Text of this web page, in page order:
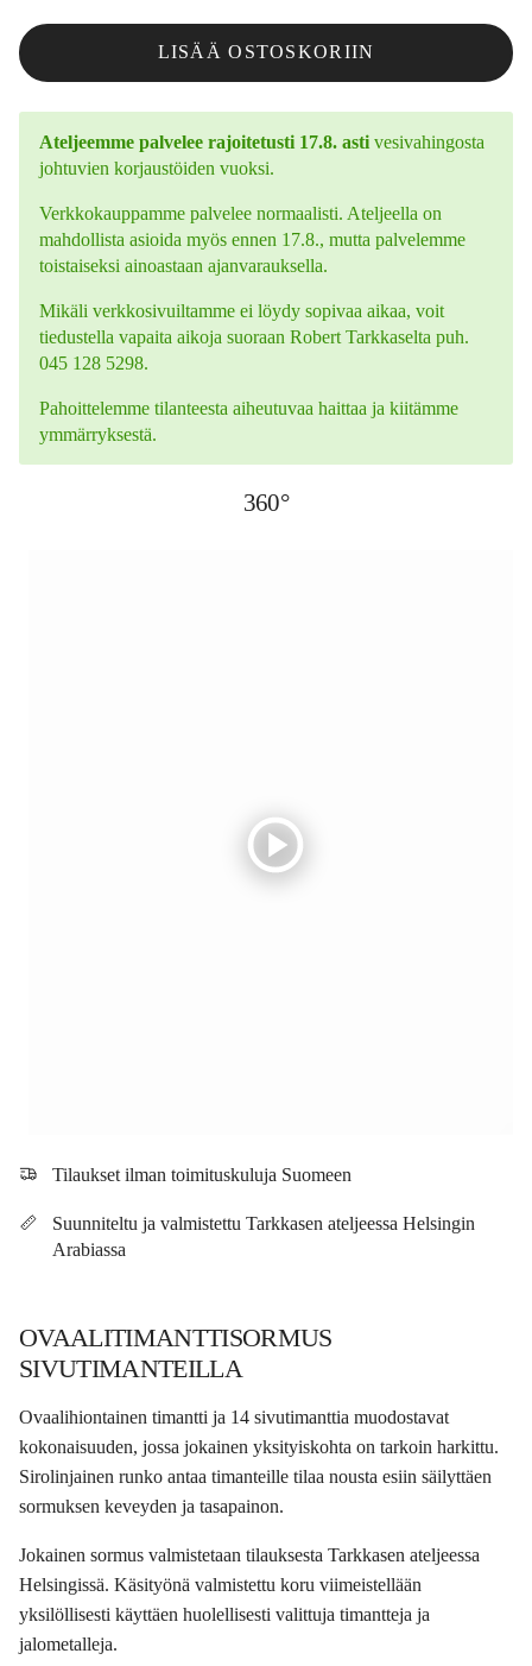
LISÄÄ OSTOSKORIIN
Ateljeemme palvelee rajoitetusti 17.8. asti vesivahingosta
johtuvien korjaustöiden vuoksi.
Verkkokauppamme palvelee normaalisti. Ateljeella on
mahdollista asioida myös ennen 17.8., mutta palvelemme
toistaiseksi ainoastaan ajanvarauksella.
Mikäli verkkosivuiltamme ei löydy sopivaa aikaa, voit
tiedustella vapaita aikoja suoraan Robert Tarkkaselta puh.
045 128 5298.
Pahoittelemme tilanteesta aiheutuvaa haittaa ja kiitämme
ymmärryksestä.
360°
Tilaukset ilman toimituskuluja Suomeen
Suunniteltu ja valmistettu Tarkkasen ateljeessa Helsingin
Arabiassa
OVAALITIMANTTISORMUS
SIVUTIMANTEILLA
Ovaalihiontainen timantti ja 14 sivutimanttia muodostavat
kokonaisuuden, jossa jokainen yksityiskohta on tarkoin harkittu.
Sirolinjainen runko antaa timanteille tilaa nousta esiin säilyttäen
sormuksen keveyden ja tasapainon.
Jokainen sormus valmistetaan tilauksesta Tarkkasen ateljeessa
Helsingissä. Käsityönä valmistettu koru viimeistellään
yksilöllisesti käyttäen huolellisesti valittuja timantteja ja
jalometalleja.